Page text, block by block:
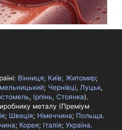
Вінниця; Київ; Житомир;
; Чернівці, Луцьк,
, Ірпінь, Стоянка).
металу (Преміум
; Швеція; Німеччина; Польща.
; Корея; Італія; Україна.